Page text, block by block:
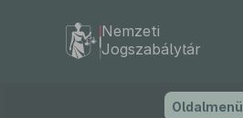
Nemzeti
Jogszabálytár
Oldalmenü